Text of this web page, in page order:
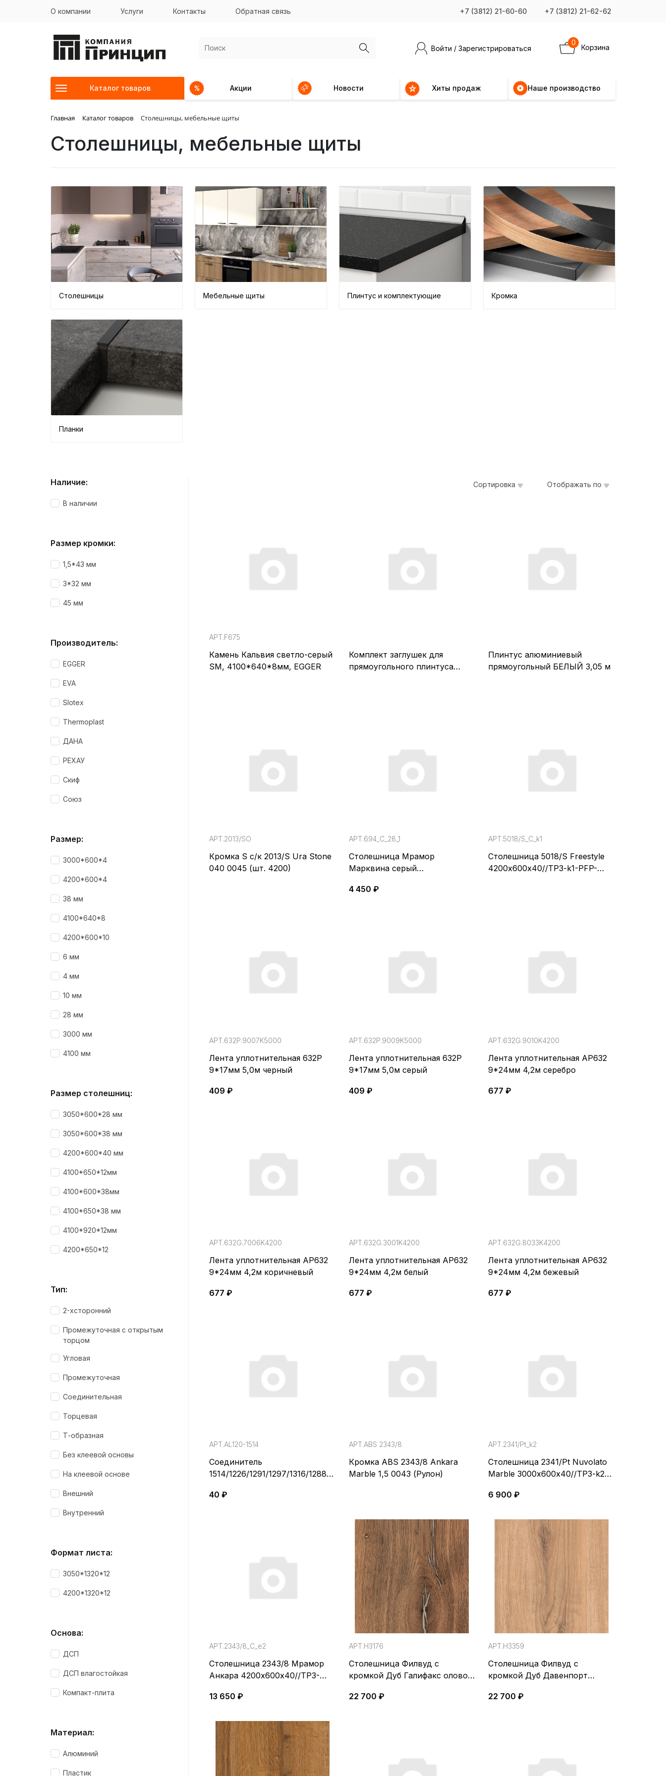
О компании Услуги Контакты Обратная связь +7 (3812) 21-60-60 +7 (3812) 21-62-62
Войти / Зарегистрироваться Корзина
0
Каталог товаров Акции Новости Хиты продаж Наше производство
Главная Каталог товаров Столешницы, мебельные щиты
Столешницы, мебельные щиты
Столешницы Мебельные щиты Плинтус и комплектующие Кромка
Планки
Наличие:
В наличии
Размер кромки:
1,5*43 мм
3*32 мм
45 мм
Производитель:
EGGER
EVA
Slotex
Thermoplast
ДАНА
РЕХАУ
Скиф
Союз
Размер:
3000*600*4
4200*600*4
38 мм
4100*640*8
4200*600*10
6 мм
4 мм
10 мм
28 мм
3000 мм
4100 мм
Размер столешниц:
3050*600*28 мм
3050*600*38 мм
4200*600*40 мм
4100*650*12мм
4100*600*38мм
4100*650*38 мм
4100*920*12мм
4200*650*12
Тип:
2-хсторонний
Промежуточная с открытым
торцом
Угловая
Промежуточная
Соединительная
Торцевая
Т-образная
Без клеевой основы
На клеевой основе
Внешний
Внутренний
Формат листа:
3050*1320*12
4200*1320*12
Основа:
ДСП
ДСП влагостойкая
Компакт-плита
Материал:
Алюминий
Пластик
Сортировка Отображать по
АРТ.F675
Камень Кальвия светло-серый
SM, 4100*640*8мм, EGGER
Комплект заглушек для
прямоугольного плинтуса
Плинтус алюминиевый
прямоугольный БЕЛЫЙ 3,05 м
АРТ.2013/SO
Кромка S с/к 2013/S Ura Stone
040 0045 (шт. 4200)
АРТ.694_С_28_1
Столешница Мрамор
Марквина серый
слюда
4 450 ₽
АРТ.5018/S_С_k1
Столешница 5018/S Freestyle
4200х600х40//TP3-k1-PFP-
АРТ.632Р.9007K5000
Лента уплотнительная 632Р
9*17мм 5,0м черный
409 ₽
АРТ.632Р.9009K5000
Лента уплотнительная 632Р
9*17мм 5,0м серый
409 ₽
АРТ.632G.9010K4200
Лента уплотнительная АР632
9*24мм 4,2м серебро
677 ₽
АРТ.632G.7006K4200
Лента уплотнительная АР632
9*24мм 4,2м коричневый
677 ₽
АРТ.632G.3001K4200
Лента уплотнительная АР632
9*24мм 4,2м белый
677 ₽
АРТ.632G.8033K4200
Лента уплотнительная АР632
9*24мм 4,2м бежевый
677 ₽
АРТ.AL120-1514
Соединитель
1514/1226/1291/1297/1316/1288/1
412/1423/1424
40 ₽
АРТ.ABS 2343/8
Кромка ABS 2343/8 Ankara
Marble 1,5 0043 (Рулон)
АРТ.2341/Pt_k2
Столешница 2341/Pt Nuvolato
Marble 3000х600х40//TP3-k2-
6 900 ₽
АРТ.2343/8_С_е2
Столешница 2343/8 Мрамор
Анкара 4200х600х40//TP3-
13 650 ₽
АРТ.H3176
Столешница Филвуд с
кромкой Дуб Галифакс олово
22 700 ₽
АРТ.H3359
Столешница Филвуд с
кромкой Дуб Давенпорт
4100*650*38мм, EGGER
22 700 ₽